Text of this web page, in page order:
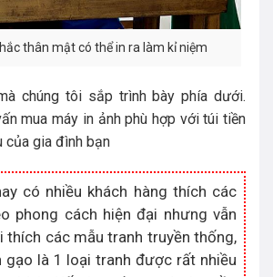
thân mật có thể in ra làm kỉ niệm
chúng tôi sắp trình bày phía dưới.
mua máy in ảnh phù hợp với túi tiền
của gia đình bạn
có nhiều khách hàng thích các
phong cách hiện đại nhưng vẫn
thích các mẫu tranh truyền thống,
là 1 loại tranh được rất nhiều